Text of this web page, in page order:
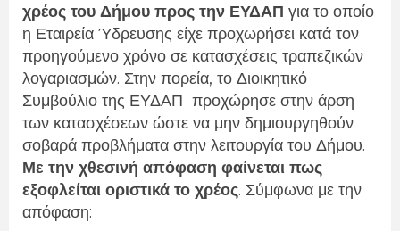
χρέος του Δήμου προς την ΕΥΔΑΠ για το οποίο
η Εταιρεία Ύδρευσης είχε προχωρήσει κατά τον
προηγούμενο χρόνο σε κατασχέσεις τραπεζικών
λογαριασμών. Στην πορεία, το Διοικητικό
Συμβούλιο της ΕΥΔΑΠ προχώρησε στην άρση
των κατασχέσεων ώστε να μην δημιουργηθούν
σοβαρά προβλήματα στην λειτουργία του Δήμου.
Με την χθεσινή απόφαση φαίνεται πως
εξοφλείται οριστικά το χρέος. Σύμφωνα με την
απόφαση: